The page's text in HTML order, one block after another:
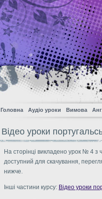
Головна Аудіо уроки Вимова
Відео уроки
На сторінці викладено урок № 4 з
доступний для скачування,
нижче.
Інші частини курсу: Відео уроки